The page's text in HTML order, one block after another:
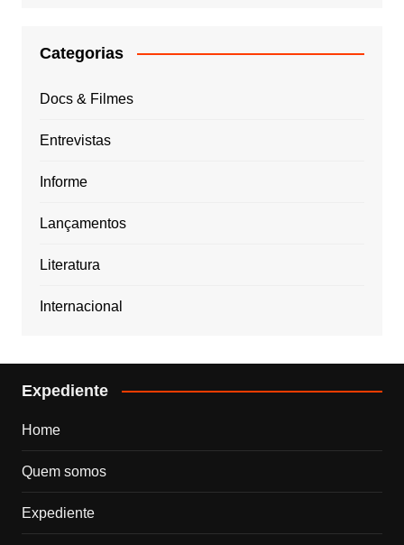
Categorias
Docs & Filmes
Entrevistas
Informe
Lançamentos
Literatura
Internacional
Expediente
Home
Quem somos
Expediente